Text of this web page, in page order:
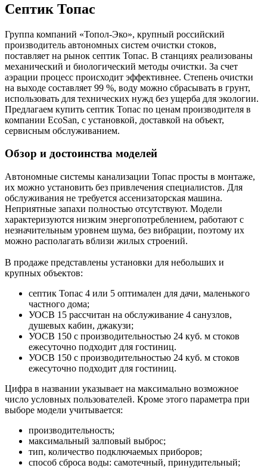
Септик Топас
Группа компаний «Топол-Эко», крупный российский
производитель автономных систем очистки стоков,
поставляет на рынок септик Топас. В станциях реализованы
механический и биологический методы очистки. За счет
аэрации процесс происходит эффективнее. Степень очистки
на выходе составляет 99 %, воду можно сбрасывать в грунт,
использовать для технических нужд без ущерба для экологии.
Предлагаем купить септик Топас по ценам производителя в
компании EcoSan, с установкой, доставкой на объект,
сервисным обслуживанием.
Обзор и достоинства моделей
Автономные системы канализации Топас просты в монтаже,
их можно установить без привлечения специалистов. Для
обслуживания не требуется ассенизаторская машина.
Неприятные запахи полностью отсутствуют. Модели
характеризуются низким энергопотреблением, работают с
незначительным уровнем шума, без вибрации, поэтому их
можно располагать вблизи жилых строений.
В продаже представлены установки для небольших и
крупных объектов:
септик Топас 4 или 5 оптимален для дачи, маленького
частного дома;
УОСВ 15 рассчитан на обслуживание 4 санузлов,
душевых кабин, джакузи;
УОСВ 150 с производительностью 24 куб. м стоков
ежесуточно подходит для гостиниц.
УОСВ 150 с производительностью 24 куб. м стоков
ежесуточно подходит для гостиниц.
Цифра в названии указывает на максимально возможное
число условных пользователей. Кроме этого параметра при
выборе модели учитывается:
производительность;
максимальный залповый выброс;
тип, количество подключаемых приборов;
способ сброса воды: самотечный, принудительный;